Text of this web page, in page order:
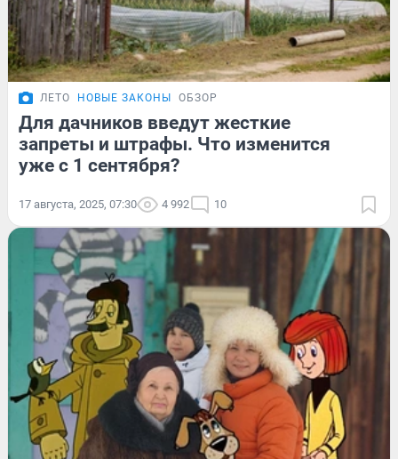
ЛЕТО НОВЫЕ ЗАКОНЫ ОБЗОР
Для дачников введут жесткие
запреты и штрафы. Что изменится
уже с 1 сентября?
17 августа, 2025, 07:30 4 992 10